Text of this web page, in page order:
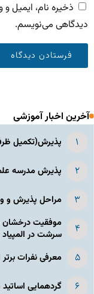
ذخیره نام، ایمیل
دیدگاهی می‌نویسم.
آخرین اخبار آموزشی
پذیرش(تکمیل
پذیرش مدرسه
مراحل پذیرش و
موفقیت درخشان
سرشت در
معرفی نفرات
گردهمایی